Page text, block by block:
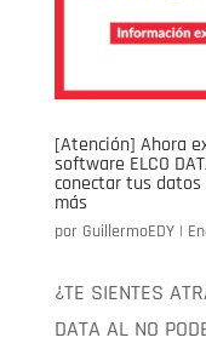
[Atención] Ahora
software ELCO
conectar tus
más
por GuillermoEDY|
¿TE SIENTES
DATA AL NO